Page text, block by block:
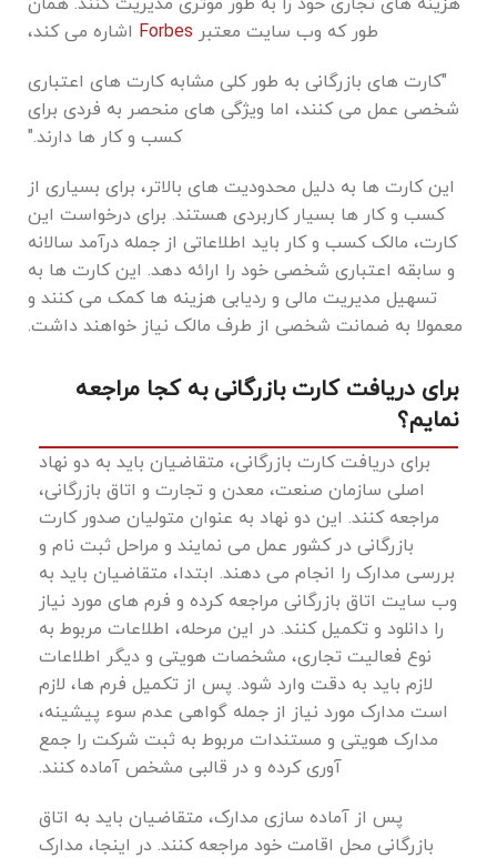
طور که وب ‌سایت معتبر Forbes اشاره می ‌کند،
"کارت ‌های بازرگانی به‌ طور کلی مشابه کارت ‌های اعتباری
شخصی عمل می ‌کنند، اما ویژگی‌ های منحصر به ‌فردی برای
کسب‌ و کار ها دارند."
این کارت ‌ها به دلیل محدودیت‌ های بالاتر، برای بسیاری از
کسب و کار ها بسیار کاربردی هستند. برای درخواست این
کارت، مالک کسب ‌و کار باید اطلاعاتی از جمله درآمد سالانه
و سابقه اعتباری شخصی خود را ارائه دهد. این کارت ‌ها به
تسهیل مدیریت مالی و ردیابی هزینه‌ ها کمک می ‌کنند و
معمولا به ضمانت شخصی از طرف مالک نیاز خواهند داشت.
برای دریافت کارت بازرگانی به کجا مراجعه
نمایم؟
برای دریافت کارت بازرگانی، متقاضیان باید به دو نهاد
اصلی سازمان صنعت، معدن و تجارت و اتاق بازرگانی،
مراجعه کنند. این دو نهاد به ‌عنوان متولیان صدور کارت
بازرگانی در کشور عمل می نمایند و مراحل ثبت ‌نام و
بررسی مدارک را انجام می ‌دهند. ابتدا، متقاضیان باید به
وب ‌سایت اتاق بازرگانی مراجعه کرده و فرم ‌های مورد نیاز
را دانلود و تکمیل کنند. در این مرحله، اطلاعات مربوط به
نوع فعالیت تجاری، مشخصات هویتی و دیگر اطلاعات
لازم باید به‌ دقت وارد شود. پس از تکمیل فرم ‌ها، لازم
است مدارک مورد نیاز از جمله گواهی عدم سوء پیشینه،
مدارک هویتی و مستندات مربوط به ثبت شرکت را جمع
‌آوری کرده و در قالبی مشخص آماده کنند.
پس از آماده ‌سازی مدارک، متقاضیان باید به اتاق
بازرگانی محل اقامت خود مراجعه کنند. در اینجا، مدارک